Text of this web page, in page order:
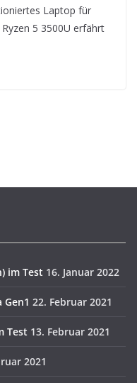
Laptop für
5 3500U erfährt
im Test 16. Januar 2022
Gen1 22. Februar 2021
Test 13. Februar 2021
2021